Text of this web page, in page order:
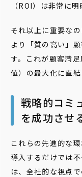
（ROI）は非常に明
それ以上に重要な
より「質の高い」
す。これが顧客満
値）の最大化に直結
戦略的コミ
を成功させ
これらの先進的な
導入するだけでは
は、全社的な視点